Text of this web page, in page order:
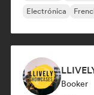
Electrónica
Booker